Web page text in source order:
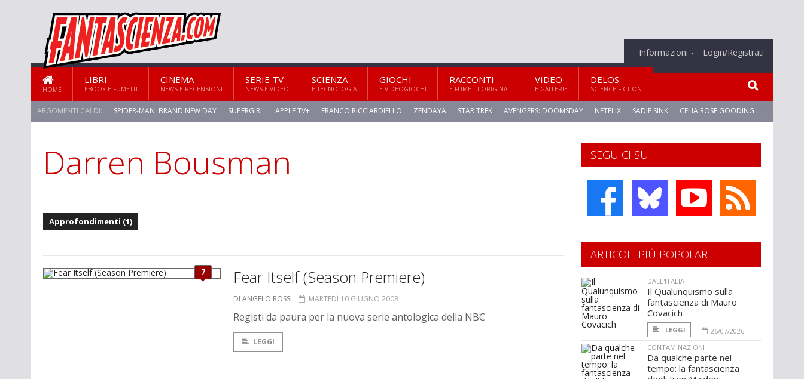
Informazioni Login/Registrati
HOME
LIBRI
EBOOK E FUMETTI
CINEMA
NEWS E RECENSIONI
SERIE TV
NEWS E VIDEO
SCIENZA
E TECNOLOGIA
GIOCHI
E VIDEOGIOCHI
RACCONTI
E FUMETTI ORIGINALI
VIDEO
E GALLERIE
DELOS
SCIENCE FICTION
ARGOMENTI CALDI: SPIDER-MAN: BRAND NEW DAY SUPERGIRL APPLE TV+ FRANCO RICCIARDIELLO ZENDAYA STAR TREK AVENGERS: DOOMSDAY NETFLIX SADIE SINK CELIA ROSE GOODING
Darren Bousman
Approfondimenti (1)
7 Fear Itself (Season Premiere)
DI ANGELO ROSSI MARTEDÌ 10 GIUGNO 2008
Registi da paura per la nuova serie antologica della NBC
LEGGI
SEGUICI SU
ARTICOLI PIÙ POPOLARI
DALL'ITALIA
Il Qualunquismo sulla
fantascienza di Mauro
Covacich
LEGGI
26/07/2026
CONTAMINAZIONI
Da qualche parte nel
tempo: la fantascienza